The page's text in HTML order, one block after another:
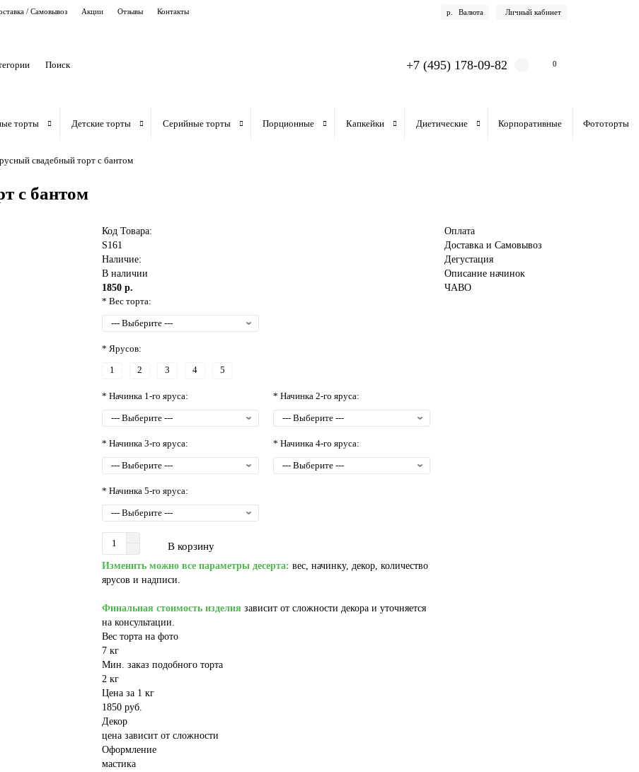
/ Самовывоз Акции Отзывы Контакты р. Валюта Личный кабинет
+7 (495) 178-09-82 0
торты Детские торты Серийные торты Порционные Капкейки Диетические Корпоративные Фототорты
свадебный торт с бантом
с бантом
Код Товара:
S161
Наличие:
В наличии
1850 р.
* Вес торта:
* Ярусов:
1 2 3 4 5
* Начинка 1-го яруса: * Начинка 2-го яруса:
* Начинка 3-го яруса: * Начинка 4-го яруса:
* Начинка 5-го яруса:
В корзину
Изменить можно все параметры десерта: вес, начинку, декор, количество
ярусов и надписи.
Финальная стоимость изделия зависит от сложности декора и уточняется
на консультации.
Вес торта на фото
7 кг
Мин. заказ подобного торта
2 кг
Цена за 1 кг
1850 руб.
Декор
цена зависит от сложности
Оформление
мастика
Оплата
Доставка и Самовывоз
Дегустация
Описание начинок
ЧАВО